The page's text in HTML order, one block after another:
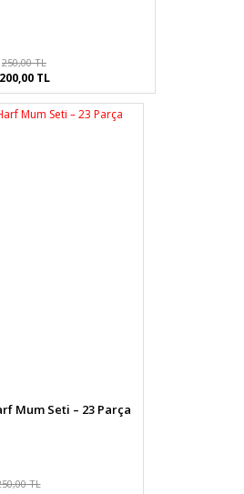
250,00 TL
200,00 TL
Mum Seti – 23 Parça
TL